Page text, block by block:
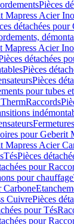
Pièces
Mapress Acier
détachées pour
Mapress Acier
détachées
Pièces
Pièces
pour tubes
Raccords
Fermetures
pour Geberit
Mapress Acier
TésPièces
pour
pour chauffage
Carbone
CuivrePièces
pour Tés
pour